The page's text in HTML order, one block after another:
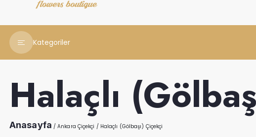
Kategoriler
Babaya
Halaçlı
Anasayfa / Ankara Çiçekçi / Halaçlı (Gölbaşı) Çiçekçi